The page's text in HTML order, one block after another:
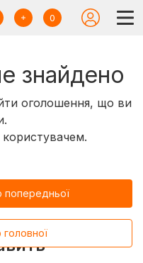
0
знайдено
оголошення, що ви
попередньої